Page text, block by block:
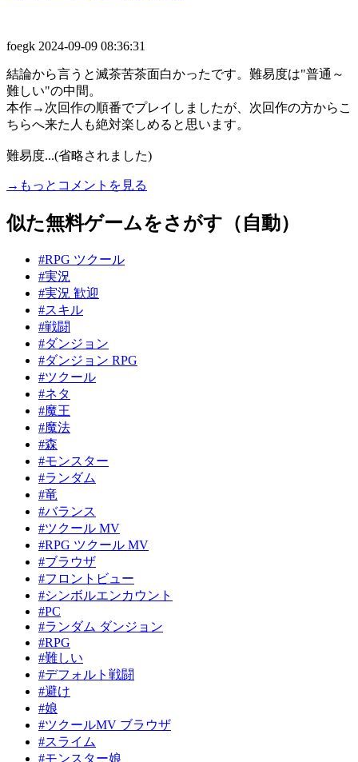
foegk 2024-09-09 08:36:31
結論から言うと滅茶苦茶面白かったです。難易度は"普通～
難しい"の中間。
本作→次回作の順番でプレイしましたが、次回作の方からこ
ちらへ来た人も絶対楽しめると思います。
難易度...(省略されました)
→もっとコメントを見る
似た無料ゲームをさがす（自動）
#RPG ツクール
#実況
#実況 歓迎
#スキル
#戦闘
#ダンジョン
#ダンジョン RPG
#ツクール
#ネタ
#魔王
#魔法
#森
#モンスター
#ランダム
#竜
#バランス
#ツクール MV
#RPG ツクール MV
#ブラウザ
#フロントビュー
#シンボルエンカウント
#PC
#ランダム ダンジョン
#RPG
#難しい
#デフォルト戦闘
#避け
#娘
#ツクールMV ブラウザ
#スライム
#モンスター娘